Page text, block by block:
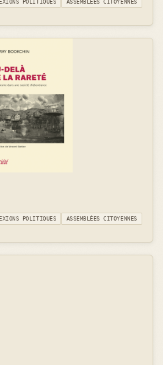
POLITIQUES ASSEMBLÉES CITOYENNES
POLITIQUES ASSEMBLÉES CITOYENNES